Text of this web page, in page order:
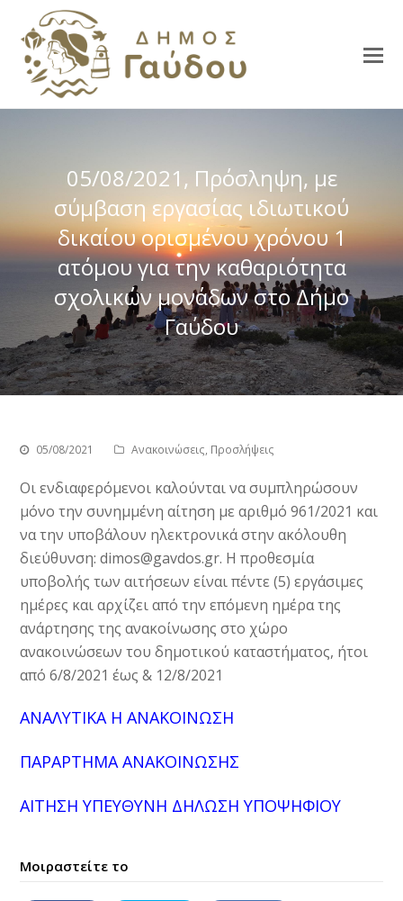
05/08/2021, Πρόσληψη, με
σύμβαση εργασίας ιδιωτικού
δικαίου ορισμένου χρόνου 1
ατόμου για την καθαριότητα
σχολικών μονάδων στο Δήμο
Γαύδου
05/08/2021 Ανακοινώσεις, Προσλήψεις
Οι ενδιαφερόμενοι καλούνται να συμπληρώσουν
μόνο την συνημμένη αίτηση με αριθμό 961/2021 και
να την υποβάλουν ηλεκτρονικά στην ακόλουθη
διεύθυνση: dimos@gavdos.gr. Η προθεσμία
υποβολής των αιτήσεων είναι πέντε (5) εργάσιμες
ημέρες και αρχίζει από την επόμενη ημέρα της
ανάρτησης της ανακοίνωσης στο χώρο
ανακοινώσεων του δημοτικού καταστήματος, ήτοι
από 6/8/2021 έως & 12/8/2021
ΑΝΑΛΥΤΙΚΑ Η ΑΝΑΚΟΙΝΩΣΗ
ΠΑΡΑΡΤΗΜΑ ΑΝΑΚΟΙΝΩΣΗΣ
ΑΙΤΗΣΗ ΥΠΕΥΘΥΝΗ ΔΗΛΩΣΗ ΥΠΟΨΗΦΙΟΥ
Μοιραστείτε το